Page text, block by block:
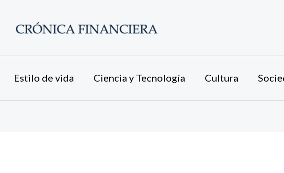
Estilo de vida Ciencia y Tecnología Cultura